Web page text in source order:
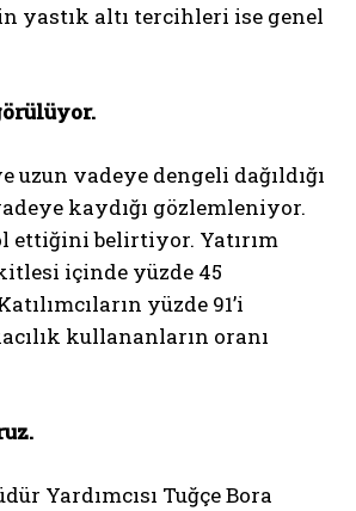
yastık altı tercihleri ise genel
vadeye dengeli dağıldığı
kaydığı gözlemleniyor.
ettiğini belirtiyor. Yatırım
içinde yüzde 45
yüzde 91’i
kullananların oranı
Yardımcısı Tuğçe Bora